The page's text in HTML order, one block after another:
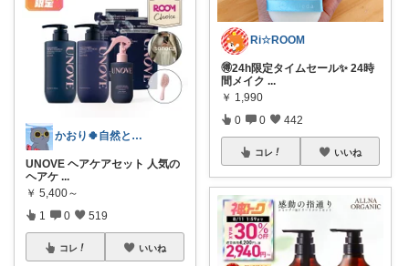
かおり🍀自然とやさしい暮らし🐑🍀
UNOVE ヘアケアセット 人気の
ヘアケ ...
￥ 5,400～
1 0 519
コレ いいね
Ri☆ROOM
🉐24h限定タイムセール✨ 24時
間メイク ...
￥ 1,990
0 0 442
コレ いいね